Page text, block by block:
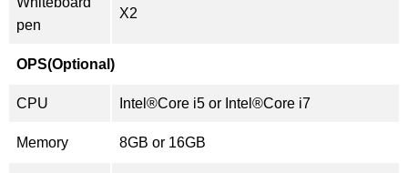
pen
X2
OPS(Optional)
CPU Intel®Core i5 or Intel®Core i7
Memory 8GB or 16GB